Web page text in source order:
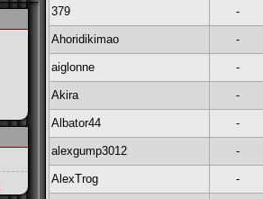
379 -
Ahoridikimao -
aiglonne -
Akira -
Albator44 -
alexgump3012 -
AlexTrog -